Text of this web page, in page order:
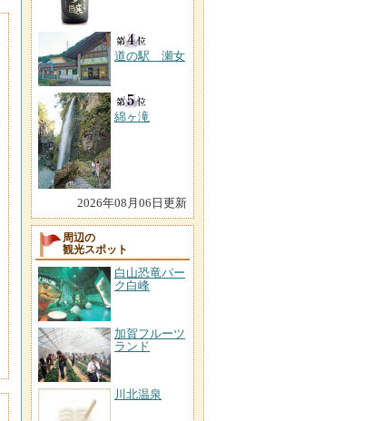
道の駅 瀬女
綿ヶ滝
2026年08月06日更新
周辺の
観光スポット
白山恐竜パー
ク白峰
加賀フルーツ
ランド
川北温泉